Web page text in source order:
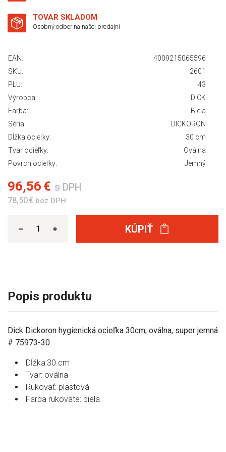
TOVAR SKLADOM
Osobný odber na našej predajni
EAN:
4009215065596
SKU:
2601
PLU:
43
Výrobca:
DICK
Farba:
Biela
Séria:
DICKORON
Dĺžka ocieľky:
30 cm
Tvar ocieľky:
Oválna
Povrch ocieľky:
Jemný
96,56 € s DPH
78,50 € bez DPH
KÚPIŤ
Popis produktu
Dick Dickoron hygienická ocieľka 30cm, oválna, super jemná
# 75973-30
Dĺžka:30 cm
Tvar: oválna
Rukoväť: plastová
Farba rukoväte: biela